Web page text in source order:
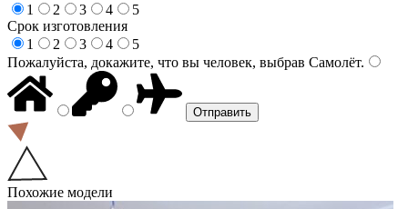
1
2 3 4
5
Срок изготовления
1
2 3 4
5
Пожалуйста, докажите, что вы человек, выбрав Самолёт.
Похожие модели